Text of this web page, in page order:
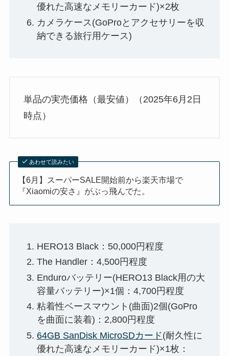
優れた高速なメモリーカード)×2枚
カメラケース(GoProとアクセサリーを収
納できる旅行用ケース)
単品の実売価格（最安値）（2025年6月2日
時点）
あわせて読みたい
【6月】スーパーSALE開始前から楽天市場で
『Xiaomiの安さ』がぶっ飛んでた。
HERO13 Black：50,000円程度
The Handler：4,500円程度
Enduroバッテリー(HERO13 Black用の大
容量バッテリー)×1個：4,700円程度
粘着性ベースマウント(曲面)2個(GoPro
を曲面に装着)：2,800円程度
64GB SanDisk MicroSDカード(耐久性に
優れた高速なメモリーカード)×1枚：